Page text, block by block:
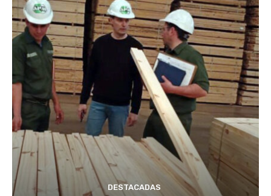
DESTACADAS